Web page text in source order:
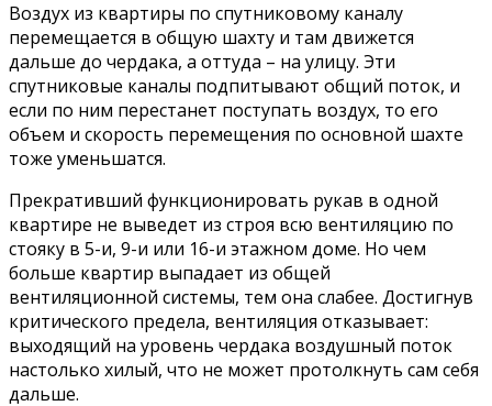
Воздух из квартиры по спутниковому каналу
перемещается в общую шахту и там движется
дальше до чердака, а оттуда – на улицу. Эти
спутниковые каналы подпитывают общий поток, и
если по ним перестанет поступать воздух, то его
объем и скорость перемещения по основной шахте
тоже уменьшатся.
Прекративший функционировать рукав в одной
квартире не выведет из строя всю вентиляцию по
стояку в 5-и, 9-и или 16-и этажном доме. Но чем
больше квартир выпадает из общей
вентиляционной системы, тем она слабее. Достигнув
критического предела, вентиляция отказывает:
выходящий на уровень чердака воздушный поток
настолько хилый, что не может протолкнуть сам себя
дальше.